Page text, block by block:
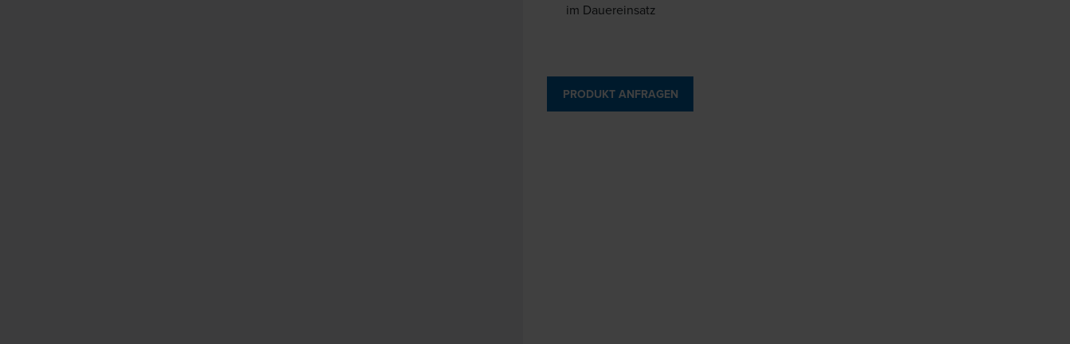
im Dauereinsatz
PRODUKT ANFRAGEN